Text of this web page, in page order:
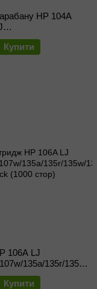
HP 104A
1200a/1200w в
на 5000стор
Купити
106A LJ
135a/135r/135w/
Купити